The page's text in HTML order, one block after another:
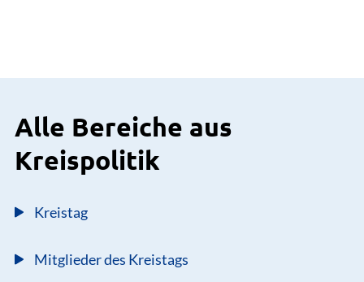
Alle Bereiche aus
Kreispolitik
Kreistag
Mitglieder des Kreistags